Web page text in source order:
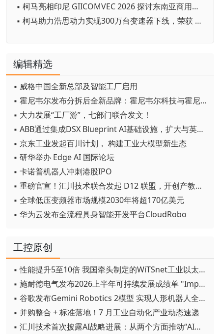
▪ 柯马亮相印尼 GIICOMVEC 2026 探讨东南亚商用车制造升级路径
▪ 柯马助力浩思动力实现300万台变速器下线，荣获 “鼎合•卓越伙伴奖”
编辑精选
▪ 威格中国全新总部及智能工厂启用
▪ 霍尼韦尔发布分拆后全新品牌：霍尼韦尔科技与霍尼韦尔航空航天
▪ 大力发展“工厂游”，七部门联合发文！
▪ ABB通过集成DSX Blueprint AI基础设施，扩大与英伟达的合作
▪ 京东工业发起百川计划， 构建工业大模型新生态
▪ 研华举办 Edge AI 国际论坛
▪ 卡诺普机器人冲刺港股IPO
▪ 重磅官宣！汇川技术联合发起 D12 联盟，开创产教融合新范式
▪ 全球低压变频器市场规模2030年将超170亿美元
▪ 华为云发布全流程具身智能开发平台CloudRobo
工控原创
▪ 性能提升5至10倍 我国牵头制定的WiTSnet工业以太网国际标准正式发布
▪ 施耐德电气发布2026上半年可持续发展成绩单 "Impact 2030"路线图开局稳健
▪ 谷歌发布Gemini Robotics 2模型 实现人形机器人全身智能控制突破
▪ 并购整合 + 标准落地！7 月工业自动化产业动态速递
▪ 汇川技术首次披露AI战略进展：从两个方面推动“AI业务化”落地